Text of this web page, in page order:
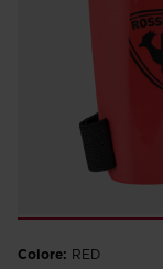
Colore: RED